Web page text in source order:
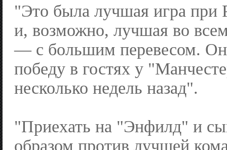
"Это была лучшая игра при
и, возможно, лучшая во
— с большим перевесом.
победу в гостях у
несколько недель назад".
"Приехать на "Энфилд" и
образом против лучшей